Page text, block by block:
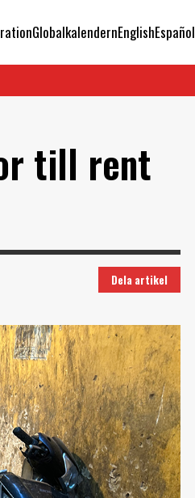
GlobalkalendernEnglishEspañol
till rent
Dela artikel